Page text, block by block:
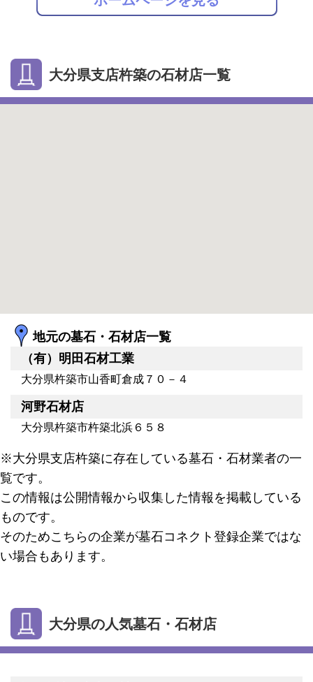
大分県支店杵築の石材店一覧
地元の墓石・石材店一覧
（有）明田石材工業
大分県杵築市山香町倉成７０－４
河野石材店
大分県杵築市杵築北浜６５８
※大分県支店杵築に存在している墓石・石材業者の一
覧です。
この情報は公開情報から収集した情報を掲載している
ものです。
そのためこちらの企業が墓石コネクト登録企業ではな
い場合もあります。
大分県の人気墓石・石材店